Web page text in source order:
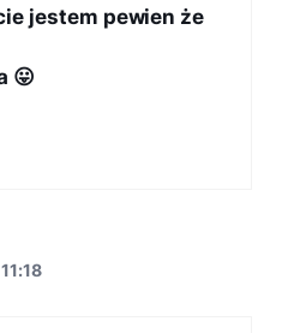
jestem pewien że
😛